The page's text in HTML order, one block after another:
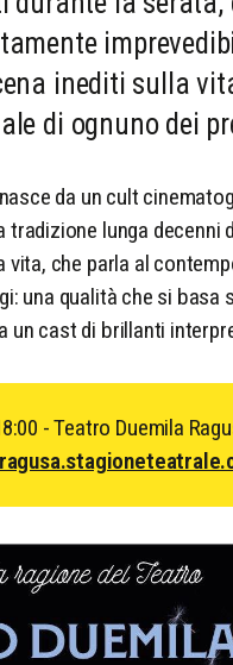
inediti sulla
di ognuno dei
da un cult
tradizione lunga
che parla al
una qualità che si basa
un cast di brillanti
- Teatro Duemila